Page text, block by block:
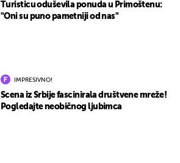
Turisticu oduševila ponuda u Primoštenu:
"Oni su puno pametniji od nas"
IMPRESIVNO!
Scena iz Srbije fascinirala društvene mreže!
Pogledajte neobičnog ljubimca